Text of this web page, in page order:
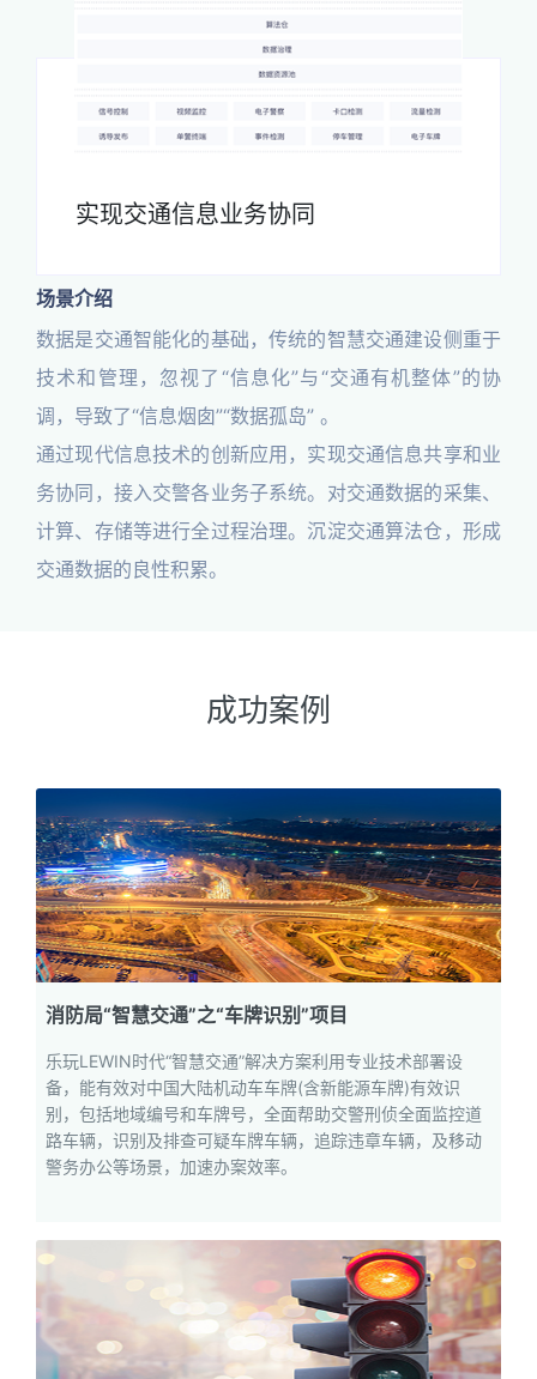
实现交通信息业务协同
场景介绍
数据是交通智能化的基础，传统的智慧交通建设侧重于
技术和管理，忽视了“信息化”与“交通有机整体”的协
调，导致了“信息烟囱”“数据孤岛” 。
通过现代信息技术的创新应用，实现交通信息共享和业
务协同，接入交警各业务子系统。对交通数据的采集、
计算、存储等进行全过程治理。沉淀交通算法仓，形成
交通数据的良性积累。
成功案例
消防局“智慧交通”之“车牌识别”项目
乐玩LEWIN时代“智慧交通”解决方案利用专业技术部署设
备，能有效对中国大陆机动车车牌(含新能源车牌)有效识
别，包括地域编号和车牌号，全面帮助交警刑侦全面监控道
路车辆，识别及排查可疑车牌车辆，追踪违章车辆，及移动
警务办公等场景，加速办案效率。